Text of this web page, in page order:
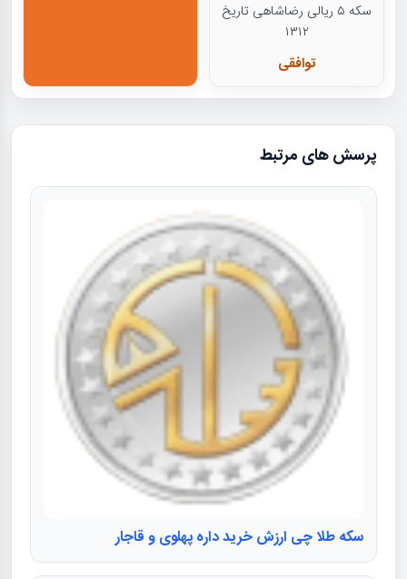
سکه ۵ ریالی رضاشاهی تاریخ
۱۳۱۲
توافقی
پرسش های مرتبط
سکه طلا چی ارزش خرید داره پهلوی و قاجار